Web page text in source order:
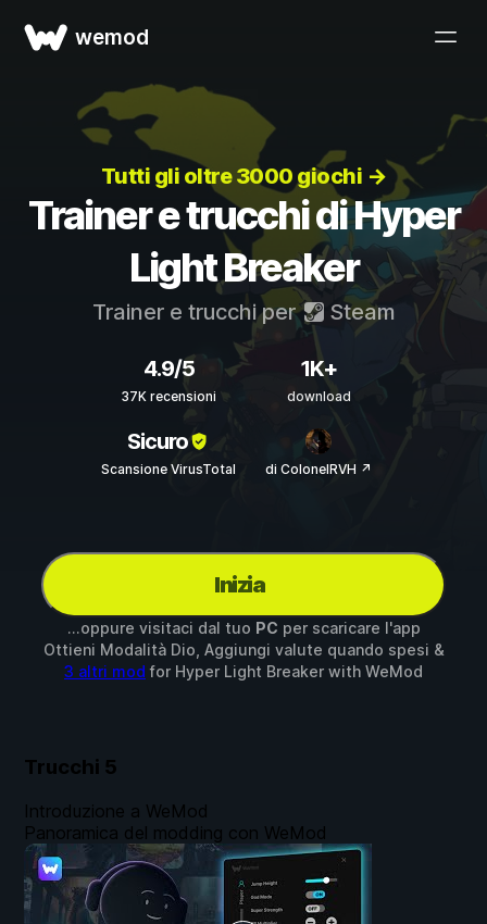
wemod
Tutti gli oltre 3000 giochi →
Trainer e trucchi di Hyper
Light Breaker
Trainer e trucchi per Steam
4.9/5
37K recensioni
1K+
download
Sicuro
Scansione VirusTotal di ColonelRVH ↗
Inizia
...oppure visitaci dal tuo PC per scaricare l'app
Ottieni Modalità Dio, Aggiungi valute quando spesi &
3 altri mod for Hyper Light Breaker with WeMod
Trucchi 5
Introduzione a WeMod
Panoramica del modding con WeMod